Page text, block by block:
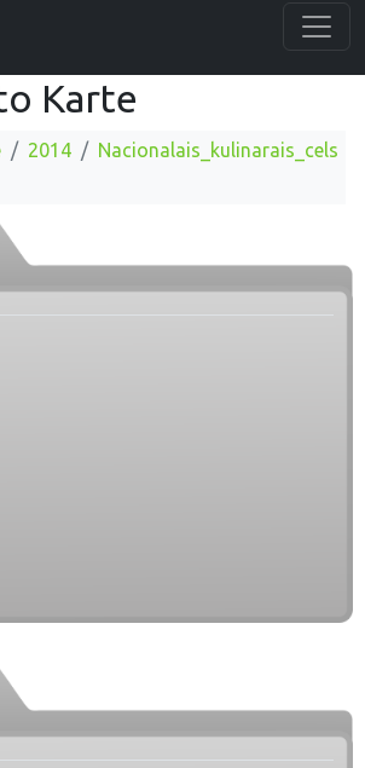
Karte
2014
Nacionalais_kulinarais_cels